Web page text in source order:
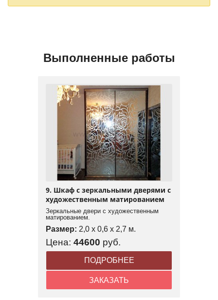
Выполненные работы
9. Шкаф с зеркальными дверями с
художественным матированием
Зеркальные двери с художественным
матированием.
Размер: 2,0 x 0,6 x 2,7 м.
Цена: 44600 руб.
ПОДРОБНЕЕ
ЗАКАЗАТЬ